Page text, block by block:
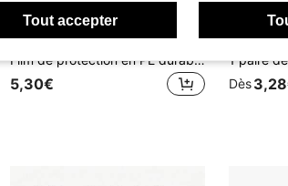
Film de protection en PE durable pour vitres de véhicule, pare-soleil de voiture, convient pour la protection de la fenêtre avant contre la poussière, la neige, le givre et la glace, facile à utiliser, sans nettoyage requis
5,30€
Dès
Tout accepter